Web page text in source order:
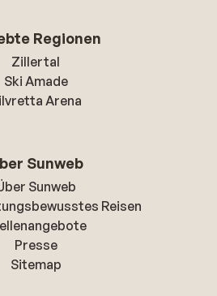
Regionen
Zillertal
Ski Amade
Arena
Sunweb
Sunweb
Reisen
Presse
Sitemap